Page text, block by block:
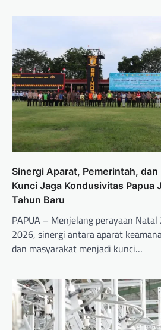
Sinergi Aparat, Pemerintah,
Kunci Jaga Kondusivitas Papua
Tahun Baru
PAPUA – Menjelang perayaan
2026, sinergi antara aparat
dan masyarakat menjadi kunci…